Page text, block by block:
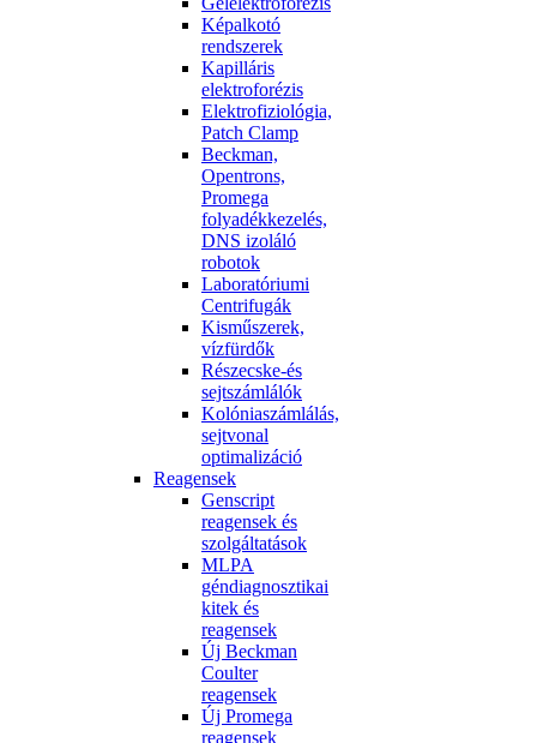
Képalkotó
rendszerek
Kapilláris
elektroforézis
Elektrofiziológia,
Patch Clamp
Beckman,
Opentrons,
Promega
folyadékkezelés,
DNS izoláló
robotok
Laboratóriumi
Centrifugák
Kisműszerek,
vízfürdők
Részecske-és
sejtszámlálók
Kolóniaszámlálás,
sejtvonal
optimalizáció
Reagensek
Genscript
reagensek és
szolgáltatások
MLPA
géndiagnosztikai
kitek és
reagensek
Új Beckman
Coulter
reagensek
Új Promega
reagensek